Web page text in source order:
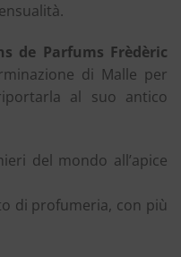
de Parfums Frèdèric
di Malle per
al suo antico
del mondo all’apice
di profumeria, con più